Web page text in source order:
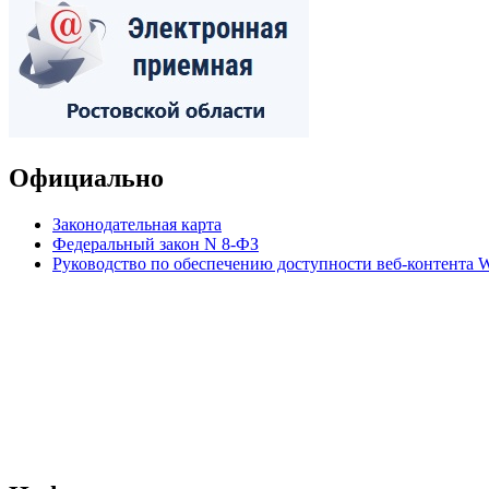
Официально
Законодательная карта
Федеральный закон N 8-ФЗ
Руководство по обеспечению доступности веб-контента